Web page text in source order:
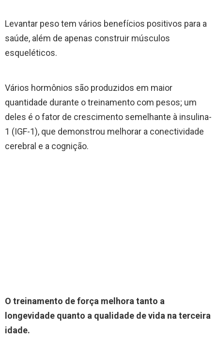
Levantar peso tem vários benefícios positivos para a
saúde, além de apenas construir músculos
esqueléticos.
Vários hormônios são produzidos em maior
quantidade durante o treinamento com pesos; um
deles é o fator de crescimento semelhante à insulina-
1 (IGF-1), que demonstrou melhorar a conectividade
cerebral e a cognição.
O treinamento de força melhora tanto a
longevidade quanto a qualidade de vida na terceira
idade.